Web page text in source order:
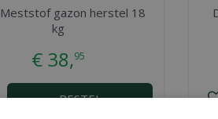
Meststof gazon herstel 18
kg
€ 38,95
BESTEL